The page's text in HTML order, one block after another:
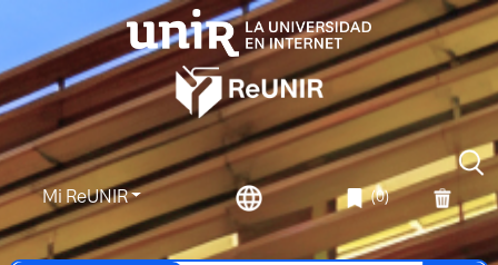
Mi ReUNIR (0)